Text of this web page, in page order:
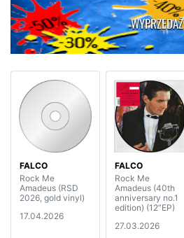
WYPRZEDAŻ
FALCO
Rock Me
Amadeus (RSD
2026, gold vinyl)
17.04.2026
FALCO
Rock Me
Amadeus (40th
anniversary no.1
edition) (12”EP)
27.03.2026